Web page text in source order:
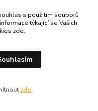
990 Kč/ks
561,98 Kčbez
s použitím souborů
týkající se Vašich
zde.
zde.